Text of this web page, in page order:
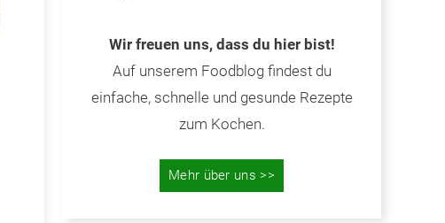
Wir freuen uns, dass du hier bist!
Auf unserem Foodblog findest du
einfache, schnelle und gesunde Rezepte
zum Kochen.
Mehr über uns >>